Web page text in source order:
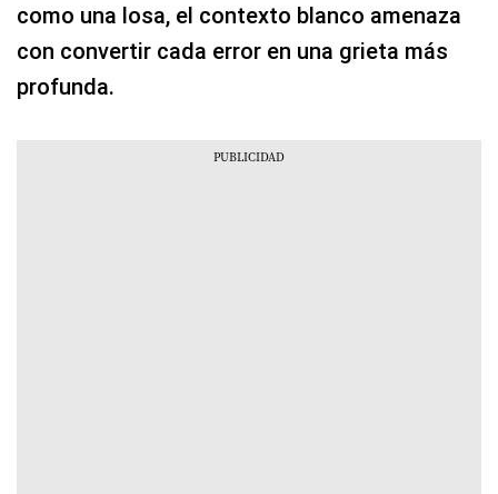
como una losa, el contexto blanco amenaza
con convertir cada error en una grieta más
profunda.